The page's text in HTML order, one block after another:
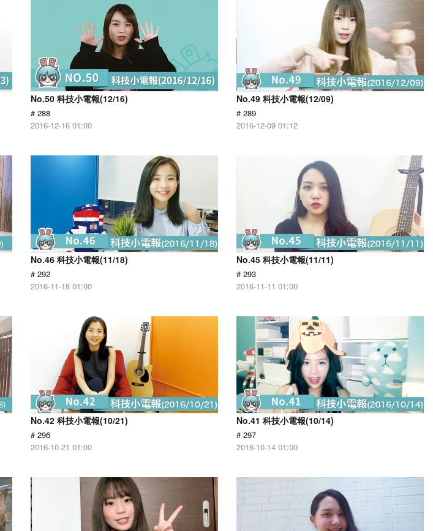
No.50 科技小電報(12/16)
# 288
2016-12-16 01:00
No.49 科技小電報(12/09)
# 289
2016-12-09 01:12
No.46 科技小電報(11/18)
# 292
2016-11-18 01:00
No.45 科技小電報(11/11)
# 293
2016-11-11 01:00
No.42 科技小電報(10/21)
# 296
2016-10-21 01:00
No.41 科技小電報(10/14)
# 297
2016-10-14 01:00